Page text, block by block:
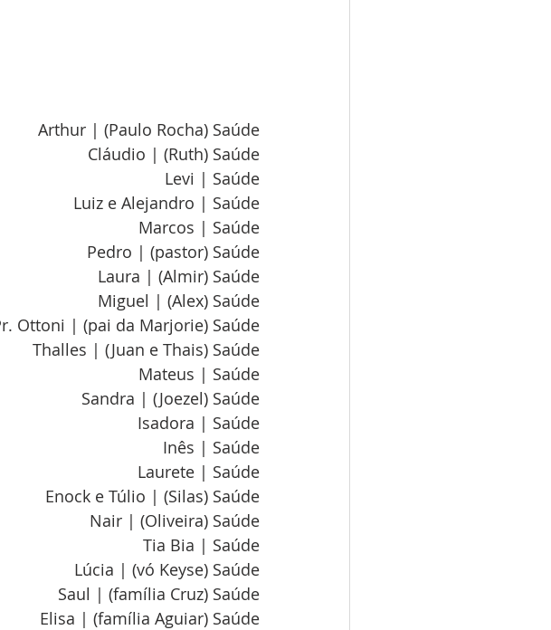
Arthur | (Paulo Rocha) Saúde
Cláudio | (Ruth) Saúde
Levi | Saúde
Luiz e Alejandro | Saúde
Marcos | Saúde
Pedro | (pastor) Saúde
Laura | (Almir) Saúde
Miguel | (Alex) Saúde
Ottoni | (pai da Marjorie) Saúde
Thalles | (Juan e Thais) Saúde
Mateus | Saúde
Sandra | (Joezel) Saúde
Isadora | Saúde
Inês | Saúde
Laurete | Saúde
Enock e Túlio | (Silas) Saúde
Nair | (Oliveira) Saúde
Tia Bia | Saúde
Lúcia | (vó Keyse) Saúde
Saul | (família Cruz) Saúde
Elisa | (família Aguiar) Saúde